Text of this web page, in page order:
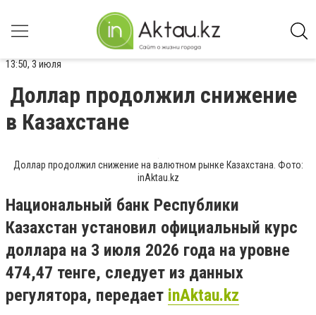
13:50, 3 июля
Доллар продолжил снижение
в Казахстане
Доллар продолжил снижение на валютном рынке Казахстана. Фото:
inAktau.kz
Национальный банк Республики
Казахстан установил официальный курс
доллара на 3 июля 2026 года на уровне
474,47 тенге, следует из данных
регулятора, передает inAktau.kz